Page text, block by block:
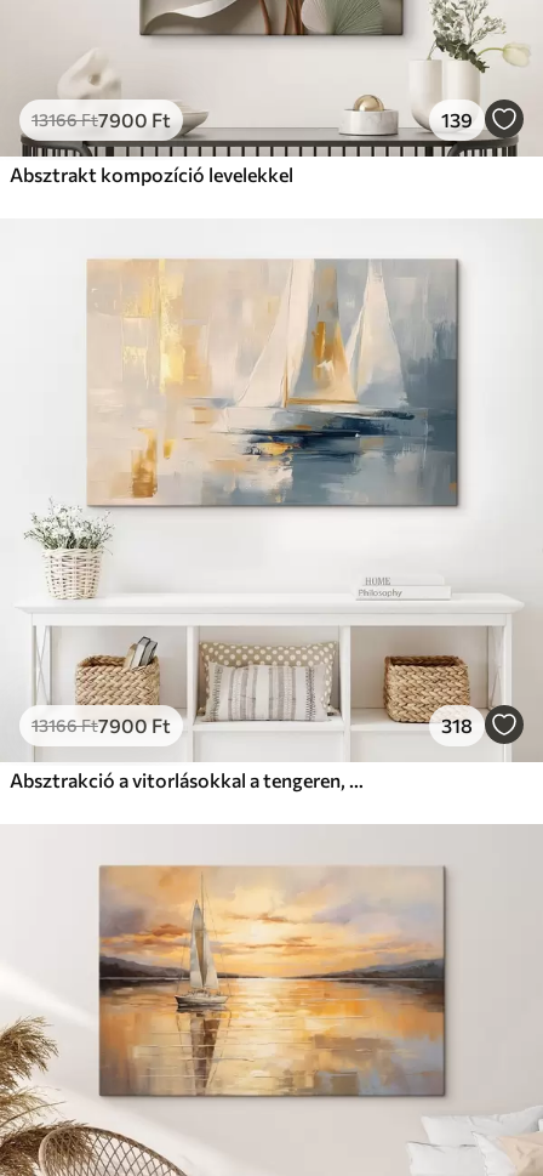
13166Ft7900 Ft 139
Absztrakt kompozíció levelekkel
13166Ft7900 Ft 318
Absztrakció a vitorlásokkal a tengeren, akril stílusban, naplemente